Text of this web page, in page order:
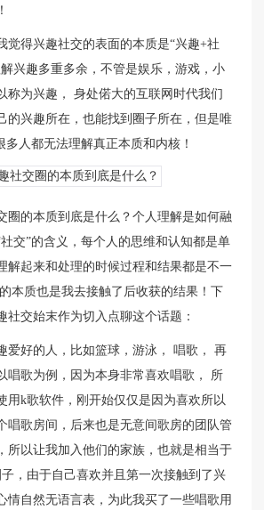
觉得兴趣社交的表面的本质是“兴趣+社
兴趣多重多余，不管是娱乐，游戏，小
称为兴趣， 身处偌大的互联网时代我们
的兴趣所在，也能找到圈子所在，但是唯
多人都无法理解真正本质和内核！
圈的本质到底是什么？个人理解是如何融
交”的含义，每个人的思维和认知都是单
解起来和处理的时候过程和结果都是不一
本质也是我去接触了后收获的结果！下
社交始末作为切入点聊这个话题：
爱好的人，比如篮球，游泳， 唱歌， 再
唱歌为例，因为本身非常喜欢唱歌， 所
用k歌软件，刚开始仅仅是因为喜欢所以
唱歌房间，后来也是无意间歌房的团队管
所以让我加入他们的家族，也就是相当于
，由于自己喜欢并且第一次接触到了兴
情自然无语言表，为此我买了一些唱歌用